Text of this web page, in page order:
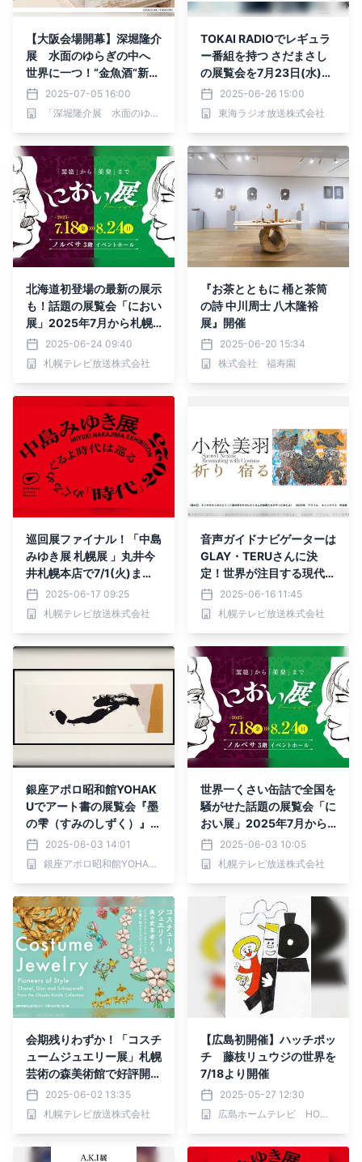
【大阪会場開幕】深堀隆介
展 水面のゆらぎの中へ
世界に一つ！“金魚酒“新作
を特別販売！
2025-07-05 16:00
「深堀隆介展 水面のゆらぎの中へ」大阪会場
TOKAI RADIOでレギュラ
ー番組を持つ さだまさし
の展覧会を7月23日(水)か
ら名古屋栄三越で開催
2025-06-26 15:00
東海ラジオ放送株式会社
北海道初登場の最新の展示
も！話題の展覧会「におい
展」2025年7月から札幌
で開催！2025-06-24 09:40
札幌テレビ放送株式会社
『お茶とともに 桶と茶筒
の詩 中川周士 八木隆裕
展』開催
2025-06-20 15:34
株式会社 福寿園
巡回展ファイナル！「中島
みゆき展 札幌展 」丸井今
井札幌本店で7/1(火)まで
開催中！お見逃しなく！
2025-06-17 09:25
札幌テレビ放送株式会社
音声ガイドナビゲーターは
GLAY・TERUさんに決
定！世界が注目する現代ア
ーティスト・小松美羽の展
覧会、2025年7月札幌芸
術の森美術館で北海道初開
2025-06-16 11:45
札幌テレビ放送株式会社
銀座アポロ昭和館YOHAK
Uでアート書の展覧会『墨
の雫（すみのしずく）』開
催
2025-06-03 14:01
銀座アポロ昭和館YOHAKU
世界一くさい缶詰で全国を
騒がせた話題の展覧会「に
おい展」2025年7月から
札幌で開催決定！
2025-06-03 10:05
札幌テレビ放送株式会社
会期残りわずか！「コスチ
ュームジュエリー展」札幌
芸術の森美術館で好評開催
中！6月22日まで！
2025-06-02 13:35
札幌テレビ放送株式会社
【広島初開催】ハッチポッ
チ 藤枝リュウジの世界を
7/18より開催
2025-05-27 12:30
広島ホームテレビ HOMEイベントセンター